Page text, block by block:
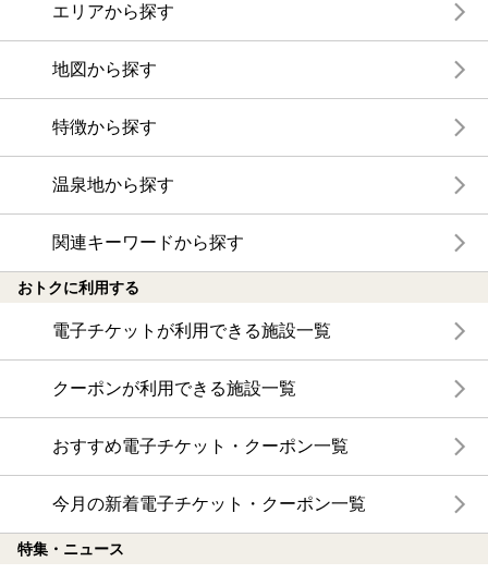
エリアから探す
地図から探す
特徴から探す
温泉地から探す
関連キーワードから探す
おトクに利用する
電子チケットが利用できる施設一覧
クーポンが利用できる施設一覧
おすすめ電子チケット・クーポン一覧
今月の新着電子チケット・クーポン一覧
特集・ニュース